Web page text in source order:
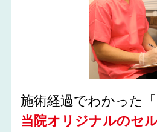
施術経過でわかった
当院オリジナルのセ